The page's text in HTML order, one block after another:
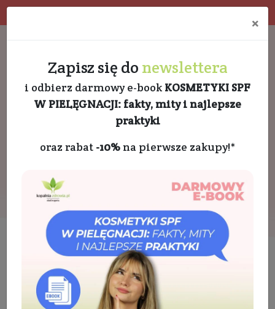
Suplementy Dla mężczyzn
×
Zapisz się do newslettera
i odbierz darmowy e-book KOSMETYKI SPF
W PIELĘGNACJI: fakty, mity i najlepsze
praktyki
oraz rabat -10%na pierwsze zakupy!*